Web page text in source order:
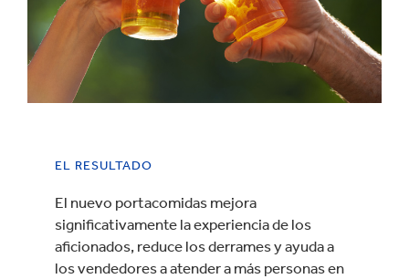
EL RESULTADO
El nuevo portacomidas mejora
significativamente la experiencia de los
aficionados, reduce los derrames y ayuda a
los vendedores a atender a más personas en